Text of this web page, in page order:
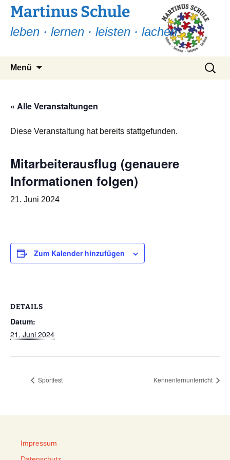
Martinus Schule
leben · lernen · leisten · lachen
Menü
Suchen
nach:
« Alle Veranstaltungen
Diese Veranstaltung hat bereits stattgefunden.
Mitarbeiterausflug (genauere
Informationen folgen)
21. Juni 2024
Zum Kalender hinzufügen
DETAILS
Datum:
21. Juni 2024
Sportfest Kennenlernunterricht
Impressum